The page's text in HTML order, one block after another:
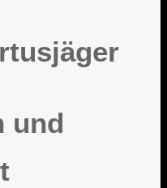
und